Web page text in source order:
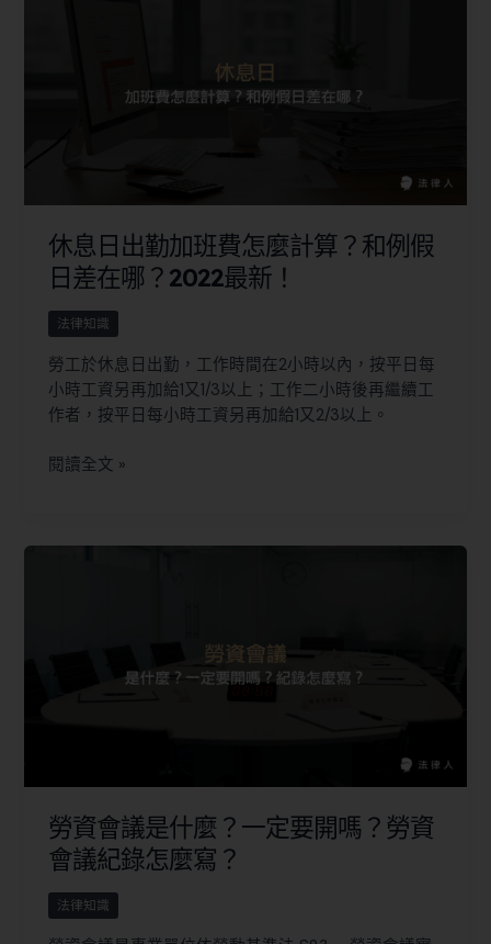
休息日出勤加班費怎麼計算？和例假
日差在哪？2022最新！
法律知識
勞工於休息日出勤，工作時間在2小時以內，按平日每
小時工資另再加給1又1/3以上；工作二小時後再繼續工
作者，按平日每小時工資另再加給1又2/3以上。
閱讀全文 »
勞資會議是什麼？一定要開嗎？勞資
會議紀錄怎麼寫？
法律知識